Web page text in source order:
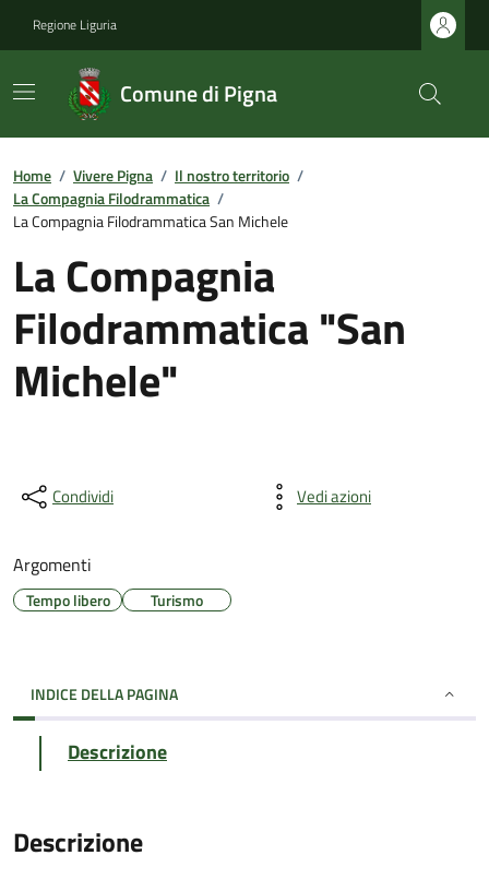
Regione Liguria
Comune di Pigna
Home / Vivere Pigna / Il nostro territorio /
La Compagnia Filodrammatica /
La Compagnia Filodrammatica San Michele
La Compagnia
Filodrammatica "San
Michele"
Condividi Vedi azioni
Argomenti
Tempo libero Turismo
INDICE DELLA PAGINA
Descrizione
Descrizione